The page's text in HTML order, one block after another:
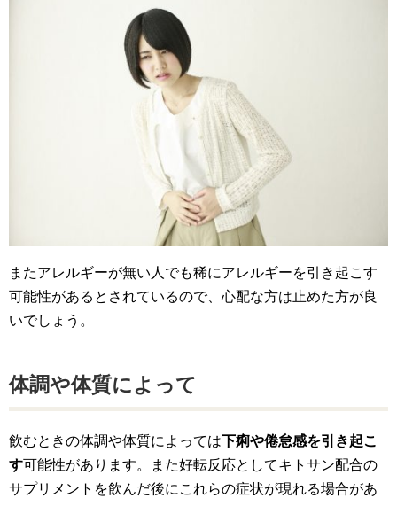
またアレルギーが無い人でも稀にアレルギーを引き起こす
可能性があるとされているので、心配な方は止めた方が良
いでしょう。
体調や体質によって
飲むときの体調や体質によっては下痢や倦怠感を引き起こ
す可能性があります。また好転反応としてキトサン配合の
サプリメントを飲んだ後にこれらの症状が現れる場合があ